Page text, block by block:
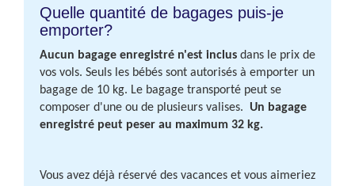
Quelle quantité de bagages puis-je
emporter?
Aucun bagage enregistré n'est inclus dans le prix de
vos vols. Seuls les bébés sont autorisés à emporter un
bagage de 10 kg. Le bagage transporté peut se
composer d'une ou de plusieurs valises. Un bagage
enregistré peut peser au maximum 32 kg.
Vous avez déjà réservé des vacances et vous aimeriez